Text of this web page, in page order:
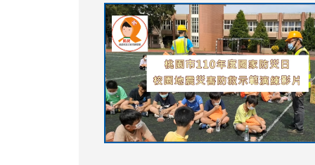
link
to
https://sites.google.com/stes.tyc.edu.tw/
link
to
https://drive.google.com/file/d/
usp=sharing
link
to
https://youtu.be/jJOMVWY3-
8M
link
to
https://drive.google.com/file/d/
usp=sharing